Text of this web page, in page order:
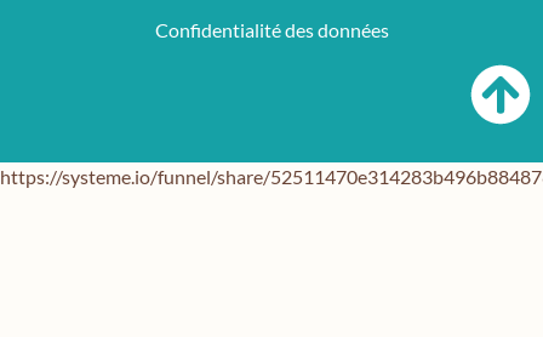
Confidentialité des données
https://systeme.io/funnel/share/